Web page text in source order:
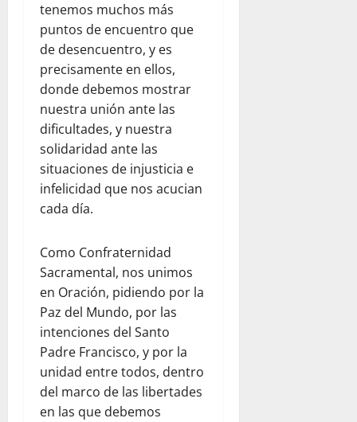
tenemos muchos más
puntos de encuentro que
de desencuentro, y es
precisamente en ellos,
donde debemos mostrar
nuestra unión ante las
dificultades, y nuestra
solidaridad ante las
situaciones de injusticia e
infelicidad que nos acucian
cada día.
Como Confraternidad
Sacramental, nos unimos
en Oración, pidiendo por la
Paz del Mundo, por las
intenciones del Santo
Padre Francisco, y por la
unidad entre todos, dentro
del marco de las libertades
en las que debemos